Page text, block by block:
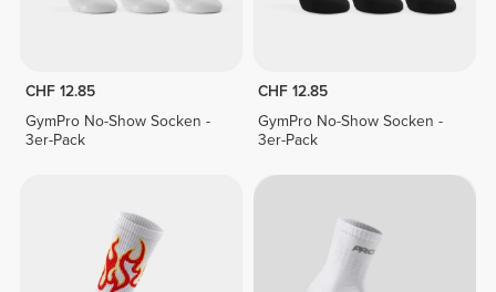
CHF 12.85
GymPro No-Show Socken -
3er-Pack
CHF 12.85
GymPro No-Show Socken -
3er-Pack